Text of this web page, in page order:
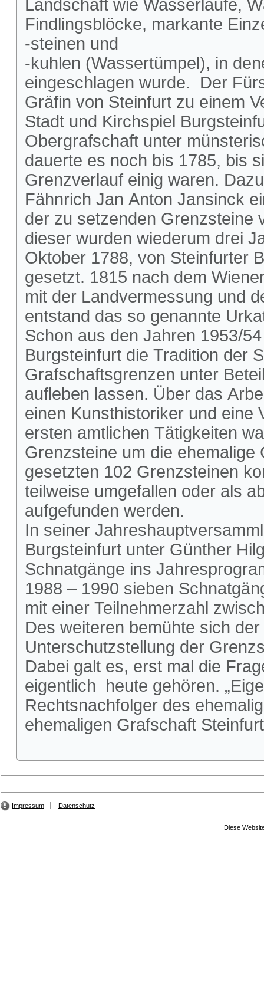
Landschaft wie Wasserläufe,
Findlingsblöcke, markante
-steinen und
-kuhlen (Wassertümpel), in
eingeschlagen wurde. Der
Gräfin von Steinfurt zu einem
Stadt und Kirchspiel
Obergrafschaft unter
dauerte es noch bis 1785, bis
Grenzverlauf einig waren.
Fähnrich Jan Anton Jansinck
der zu setzenden Grenzsteine
dieser wurden wiederum drei
Oktober 1788, von Steinfurter
gesetzt. 1815 nach dem
mit der Landvermessung und
entstand das so genannte
Schon aus den Jahren 1953/
Burgsteinfurt die Tradition der
Grafschaftsgrenzen unter
aufleben lassen. Über das
einen Kunsthistoriker und eine
ersten amtlichen Tätigkeiten
Grenzsteine um die
gesetzten 102 Grenzsteinen
teilweise umgefallen oder als
aufgefunden werden.
In seiner
Burgsteinfurt unter Günther
Schnatgänge ins
1988 – 1990 sieben
mit einer Teilnehmerzahl
Des weiteren bemühte sich
Unterschutzstellung der
Dabei galt es, erst mal die
eigentlich heute gehören.
Rechtsnachfolger des
ehemaligen Grafschaft
Impressum Datenschutz
Diese